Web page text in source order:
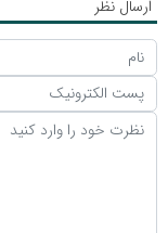
ارسال نظر